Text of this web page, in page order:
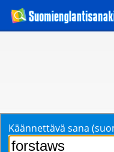
Käännettävä sana